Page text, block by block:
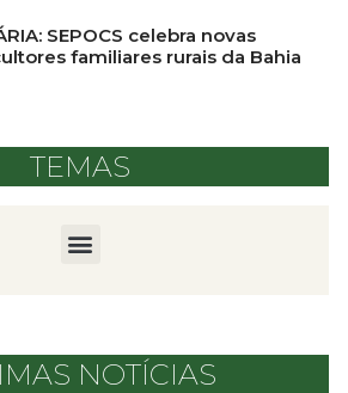
SEPOCS celebra novas
familiares rurais da Bahia
TEMAS
NOTÍCIAS